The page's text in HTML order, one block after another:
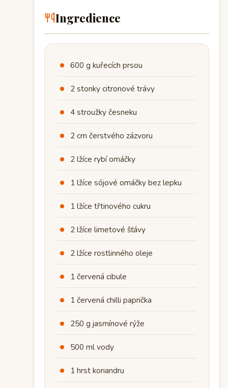
Ingredience
600 g kuřecích prsou
2 stonky citronové trávy
4 stroužky česneku
2 cm čerstvého zázvoru
2 lžíce rybí omáčky
1 lžíce sójové omáčky bez lepku
1 lžíce třtinového cukru
2 lžíce limetové šťávy
2 lžíce rostlinného oleje
1 červená cibule
1 červená chilli paprička
250 g jasmínové rýže
500 ml vody
1 hrst koriandru